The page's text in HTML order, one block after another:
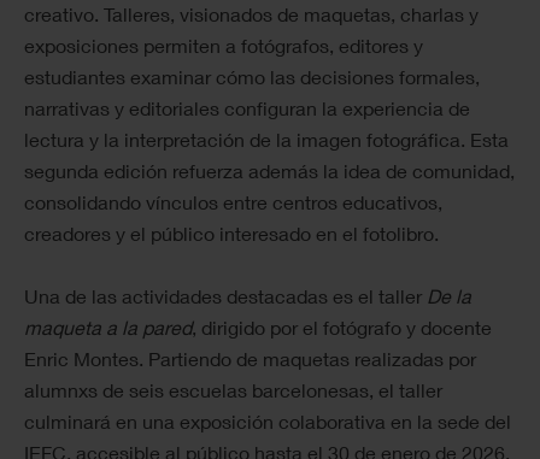
creativo. Talleres, visionados de maquetas, charlas y
exposiciones permiten a fotógrafos, editores y
estudiantes examinar cómo las decisiones formales,
narrativas y editoriales configuran la experiencia de
lectura y la interpretación de la imagen fotográfica. Esta
segunda edición refuerza además la idea de comunidad,
consolidando vínculos entre centros educativos,
creadores y el público interesado en el fotolibro.
Una de las actividades destacadas es el taller De la
maqueta a la pared, dirigido por el fotógrafo y docente
Enric Montes. Partiendo de maquetas realizadas por
alumnxs de seis escuelas barcelonesas, el taller
culminará en una exposición colaborativa en la sede del
IEFC, accesible al público hasta el 30 de enero de 2026.